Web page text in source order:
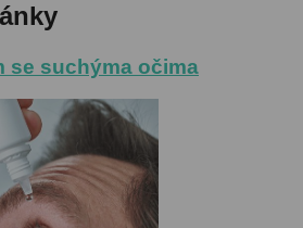
se suchýma očima